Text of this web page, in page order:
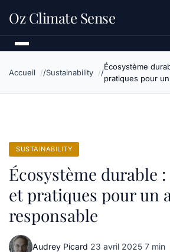
Oz Climate Sense
Accueil Sustainability
Écosystème
pratiques pour
SUSTAINABILITY
Écosystème durable
et pratiques pour un
responsable
Audrey Picard·23 avril 2025·7 min